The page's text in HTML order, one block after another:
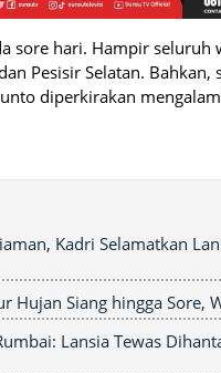
sore hari. Hampir seluruh
Pesisir Selatan. Bahkan,
diperkirakan
Kadri Selamatkan
Hujan Siang hingga Sore,
Lansia Tewas